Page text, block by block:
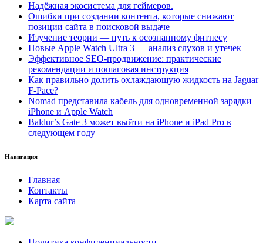
Надёжная экосистема для геймеров.
Ошибки при создании контента, которые снижают
позиции сайта в поисковой выдаче
Изучение теории — путь к осознанному фитнесу
Новые Apple Watch Ultra 3 — анализ слухов и утечек
Эффективное SEO-продвижение: практические
рекомендации и пошаговая инструкция
Как правильно долить охлаждающую жидкость на Jaguar
F-Pace?
Nomad представила кабель для одновременной зарядки
iPhone и Apple Watch
Baldur’s Gate 3 может выйти на iPhone и iPad Pro в
следующем году
Навигация
Главная
Контакты
Карта сайта